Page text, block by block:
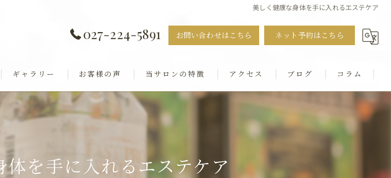
美しく健康な身体を手に入れるエステケア
027-224-5891 お問い合わせはこちら ネット予約はこちら
ギャラリー お客様の声 当サロンの特徴
痩身
ダイエット
アクセス ブログ コラム
を手に入れるエステケア